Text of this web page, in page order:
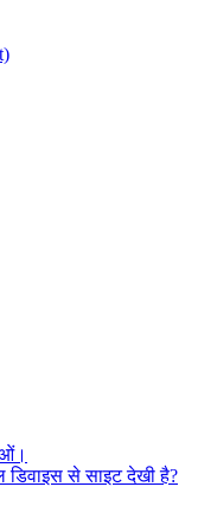
डिवाइस से साइट देखी है?